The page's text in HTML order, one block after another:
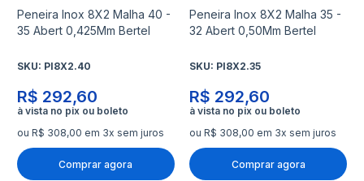
Peneira Inox 8X2 Malha 40 -
35 Abert 0,425Mm Bertel
SKU: PI8X2.40
R$ 292,60
ou R$ 308,00 em 3x sem juros
Comprar agora
Peneira Inox 8X2 Malha 35 -
32 Abert 0,50Mm Bertel
SKU: PI8X2.35
R$ 292,60
ou R$ 308,00 em 3x sem juros
Comprar agora